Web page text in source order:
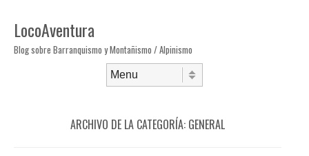
LocoAventura
Blog sobre Barranquismo y Montañismo / Alpinismo
ARCHIVO DE LA CATEGORÍA: GENERAL